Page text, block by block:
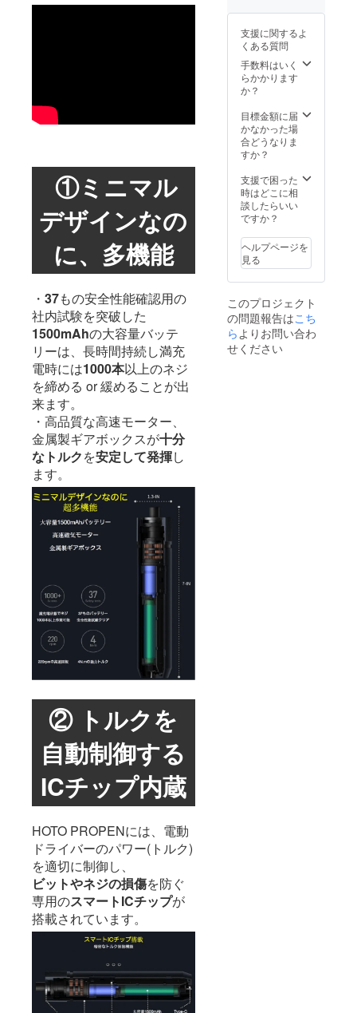
①ミニマル
デザインなの
に、多機能
・ 37もの安全性能確認用の
社内試験を突破した
1500mAhの大容量バッテ
リーは、長時間持続し満充
電時には1000本以上のネジ
を締める or 緩めることが出
来ます。
・高品質な高速モーター、
金属製ギアボックスが十分
なトルクを安定して発揮し
ます。
② トルクを
自動制御する
ICチップ内蔵
HOTO PROPENには、電動
ドライバーのパワー(トルク)
を適切に制御し、
ビットやネジの損傷を防ぐ
専用のスマートICチップが
搭載されています。
開始予
定で
す。
可能性
があり
ます。
ご了承
頂いた
上でご
様お願
い致し
ます。
からオ
ンライ
ン
ショッ
にて一
般販売
開始予
定で
※皆様の
により
量産効
率が向
上した
売価格
が販売
予定価
可能性
もござ
いま
す。 ※
品が発
生する
可能性
があり
ご了承
頂いた
上でご
支援頂
けます
支援に関するよ
くある質問
手数料はいく
らかかります
か？
目標金額に届
かなかった場
合どうなりま
すか？
支援で困った
時はどこに相
談したらいい
ですか？
ヘルプページを
見る
このプロジェクト
の問題報告はこち
らよりお問い合わ
せください